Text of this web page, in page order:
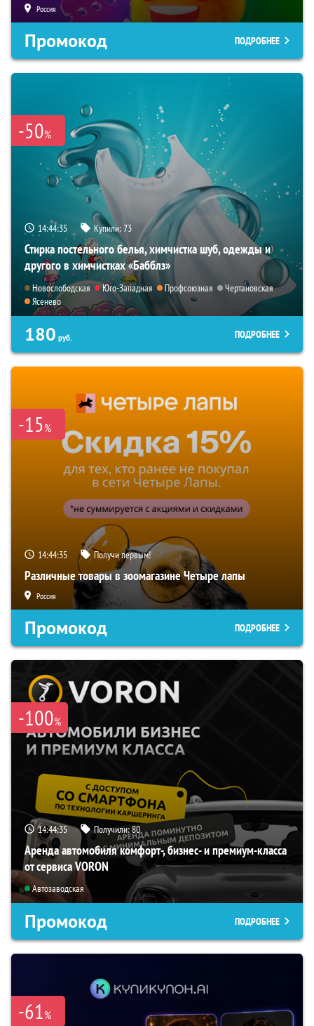
Россия
Промокод ПОДРОБНЕЕ
-50%
14:44:34 Купили:73
Стирка постельного белья, химчистка шуб, одежды и
другого в химчистках «Бабблз»
Новослободская Юго-Западная Профсоюзная
Чертановская
Ясенево
180 руб. ПОДРОБНЕЕ
-15%
14:44:34 Получи первым!
Различные товары в зоомагазине Четыре лапы
Россия
Промокод ПОДРОБНЕЕ
-100%
14:44:34 Получили:80
Аренда автомобиля комфорт-, бизнес- и премиум-класса
от сервиса VORON
Автозаводская
Промокод ПОДРОБНЕЕ
-61%